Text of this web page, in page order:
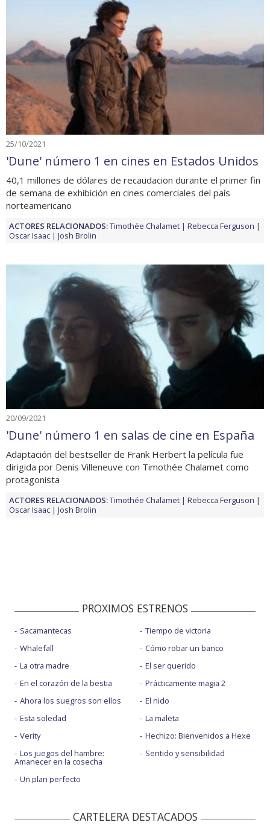
25/10/2021
'Dune' número 1 en cines en Estados Unidos
40,1 millones de dólares de recaudacion durante el primer fin
de semana de exhibición en cines comerciales del país
norteamericano
ACTORES RELACIONADOS:Timothée Chalamet
Rebecca Ferguson
Oscar Isaac
Josh Brolin
20/09/2021
'Dune' número 1 en salas de cine en España
Adaptación del bestseller de Frank Herbert la película fue
dirigida por Denis Villeneuve con Timothée Chalamet como
protagonista
ACTORES RELACIONADOS:Timothée Chalamet
Rebecca Ferguson
Oscar Isaac
Josh Brolin
PROXIMOS ESTRENOS
Sacamantecas
Whalefall
La otra madre
En el corazón de la bestia
Ahora los suegros son ellos
Esta soledad
Verity
Los juegos del hambre:
Amanecer en la cosecha
Un plan perfecto
Tiempo de victoria
Cómo robar un banco
El ser querido
Prácticamente magia 2
El nido
La maleta
Hechizo: Bienvenidos a Hexe
Sentido y sensibilidad
CARTELERA DESTACADOS